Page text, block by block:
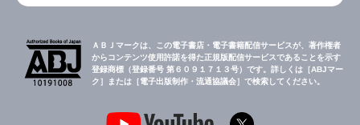
ＡＢＪマークは、この電子書店・電子書籍配信サービスが、著作権者
からコンテンツ使用許諾を得た正規版配信サービスであることを示す
登録商標（登録番号 第６０９１７１３号）です。詳しくは［ABJマー
ク］または［電子出版制作・流通協議会］で検索してください。